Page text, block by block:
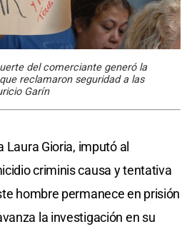
del comerciante generó la
reclamaron seguridad a las
Garín
Laura Gioria, imputó al
criminis causa y tentativa
hombre permanece en prisión
la investigación en su